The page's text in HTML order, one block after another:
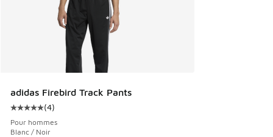
adidas Firebird Track Pants
Cote moyenne du client - [5 sur 5 étoiles], 4 commentaires
(4)
Pour hommes
Blanc / Noir